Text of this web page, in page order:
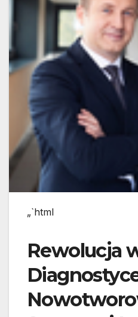
„`html
Rewolucja